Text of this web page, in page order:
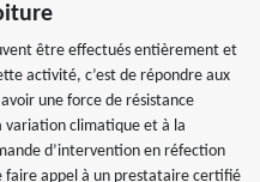
être effectués entièrement et
activité, c’est de répondre aux
une force de résistance
variation climatique et à la
d’intervention en réfection
appel à un prestataire certifié